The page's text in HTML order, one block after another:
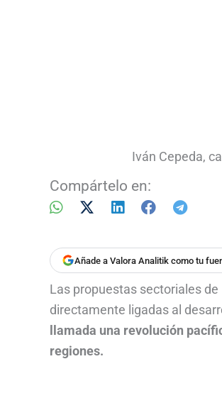
Iván Cepeda,
Compártelo en:
Añade a Valora Analitik como tu
Las propuestas sectoriales
directamente ligadas al
llamada una revolución
regiones.